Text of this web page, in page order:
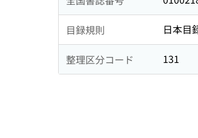
目録規則 日本目
整理区分コード 131